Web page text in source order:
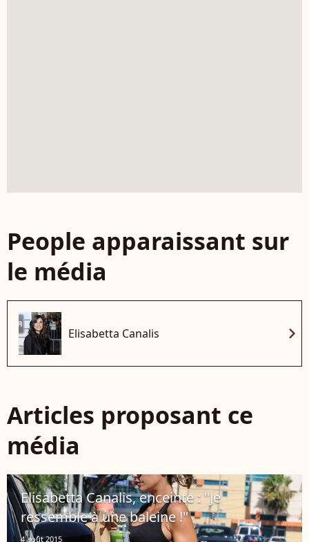
People apparaissant sur
le média
Elisabetta Canalis chevron_right
Articles proposant ce
média
Elisabetta Canalis, enceinte : "Je
ressemble à une baleine !"
4 août 2015